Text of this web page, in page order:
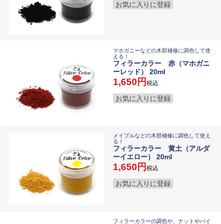
お気に入りに登録
マホガニーなどの木部補修に調色して使
える！
フィラーカラー 赤（マホガニ
ーレッド） 20ml
1,650 税込
お気に入りに登録
メイプルなどの木部補修に調色して使え
る！
フィラーカラー 黄土（アルダ
ーイエロー） 20ml
1,650 税込
お気に入りに登録
フィラーカラーの調色や、ナットやバイ